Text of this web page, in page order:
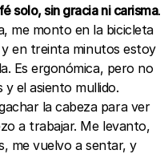
solo, sin gracia ni carisma.
me monto en la bicicleta
y en treinta minutos estoy
Es ergonómica, pero no
el asiento mullido.
la cabeza para ver
a trabajar. Me levanto,
me vuelvo a sentar, y